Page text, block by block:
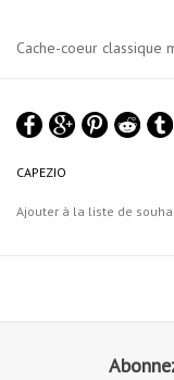
Cache-coeur classique
s'échauffer. Parfait à
Gardez vos bras et vos
mode en classe!
Matériel: 90% coton,
CAPEZIO
Ajouter à la liste de